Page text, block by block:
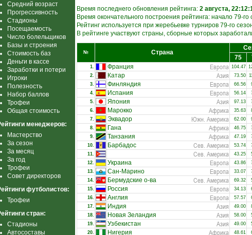
Средний возраст
Прогрессивность
Стадионы
Посещаемость
Число болельщиков
Базы и строения
Стоимость баз
Деньги в кассе
Заработки и потери
Игроки
Полезность
Набор баллов
Трофеи
Общая стоимость
менеджеров:
Мастерство
За сезон
За месяц
За год
Трофеи
Совет директоров
футболистов:
Трофеи
стран:
Стадионы
Автосоставы
Время последнего обновления рейтинга: 2 августа,
Время окончательного построения рейтинга: начало 79-го
Рейтинг используется при жеребьевке турниров 79-го
В рейтинге участвуют страны, сборные которых
№ Страна
75
1. Франция Европа 104.47
2. Катар Азия 73.50
3. Финляндия Европа 66.56
4. Испания Европа 56.14
5. Япония Азия 97.13
6. Марокко Африка 35.63
7. Эквадор Южн. Америка 62.00
8. Гана Африка 46.75
9. Танзания Африка 47.19
10. Барбадос Сев. Америка 53.74
11. Сев. Америка 43.25
12. Украина Европа 43.86
13. Сан-Марино Европа 33.07
14. Бермудские о-ва Сев. Америка 69.32
15. Россия Европа 34.13
16. Англия Европа 57.57
17. Индия Азия 49.00
18. Новая Зеландия Азия 58.00
19. Узбекистан Азия 49.00
20. Нигерия Африка 48.61